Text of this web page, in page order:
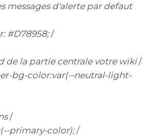
messages d'alerte par defaut
#D78958;/
de la partie centrale votre wiki/
bg-color:var(--neutral-light-
/
primary-color);/